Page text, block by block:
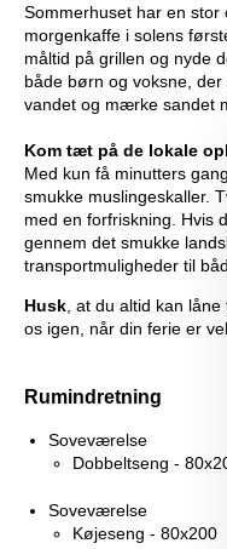
Sommerhuset har en
morgenkaffe i solens
måltid på grillen og nyde
både børn og voksne,
vandet og mærke sandet
Kom tæt på de lokale
Med kun få minutters
smukke muslingeskaller.
med en forfriskning. Hvis
gennem det smukke
transportmuligheder til
Husk , at du altid kan
os igen, når din ferie er vel
Rumindretning
Soveværelse
Dobbeltseng -
Soveværelse
Køjeseng - 80x200